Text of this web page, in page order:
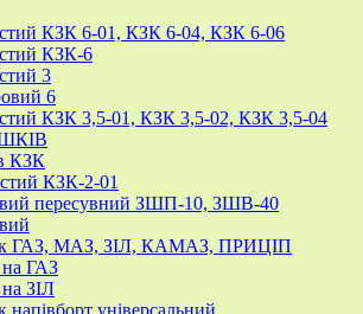
КЗК 6-01, КЗК 6-04, КЗК 6-06
КЗК-6
3
6
КЗК 3,5-01, КЗК 3,5-02, КЗК 3,5-04
КЗК
КЗК-2-01
пересувний ЗШП-10, ЗШВ-40
ГАЗ, МАЗ, ЗІЛ, КАМАЗ, ПРИЦІП
на ГАЗ
на ЗІЛ